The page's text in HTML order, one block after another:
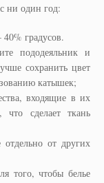
ни один год:
градусов.
пододеяльник и
сохранить цвет
катышек;
входящие в их
что сделает ткань
отдельно от других
того, чтобы белье